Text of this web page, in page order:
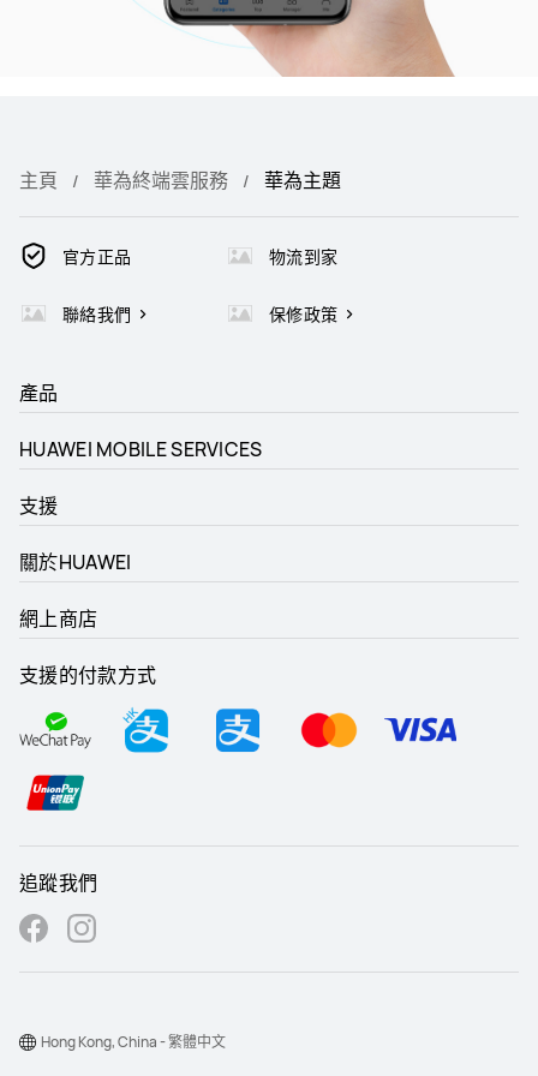
主頁 華為終端雲服務 華為主題
官方正品 物流到家
聯絡我們 保修政策
產品
HUAWEI MOBILE SERVICES
支援
關於HUAWEI
網上商店
支援的付款方式
追蹤我們
Hong Kong, China - 繁體中文